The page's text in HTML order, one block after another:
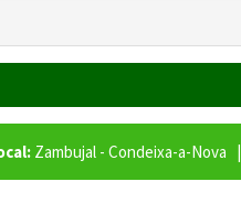
Zambujal - Condeixa-a-Nova |